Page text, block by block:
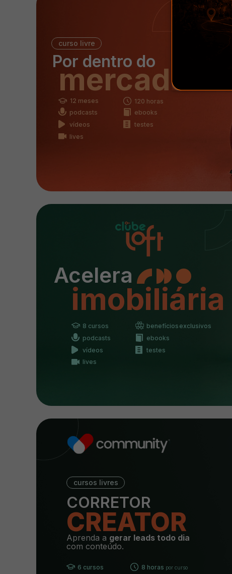
Por dentro do
mercado
podcasts
vídeos
lives
ebooks
testes
12 meses 120 horas
curso livre
CORRETOR
CREATOR
cursos livres
6 cursos 8 horas por curso
podcasts
vídeos
lives
ebooks
testes
8 cursos benefícios exclusivos
Acelera
imobiliária
Aprenda a gerar leads todo dia
com conteúdo.